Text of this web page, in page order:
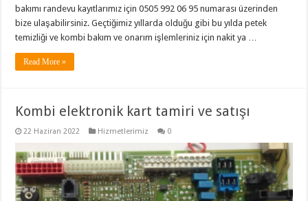
bakımı randevu kayıtlarımız için 0505 992 06 95 numarası üzerinden
bize ulaşabilirsiniz. Geçtiğimiz yıllarda olduğu gibi bu yılda petek
temizliği ve kombi bakım ve onarım işlemleriniz için nakit ya …
Read More »
Kombi elektronik kart tamiri ve satışı
22 Haziran 2022 Hizmetlerimiz 0